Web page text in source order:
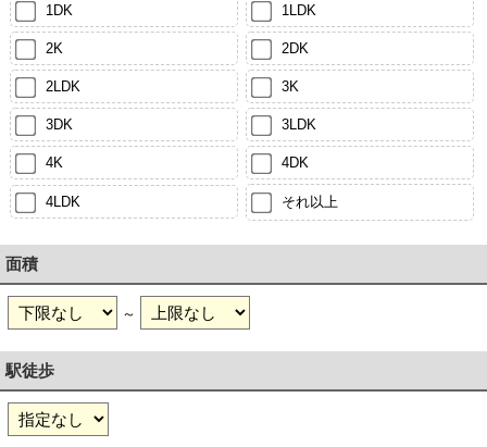
1DK 1LDK
2K 2DK
2LDK 3K
3DK 3LDK
4K 4DK
4LDK それ以上
面積
～
駅徒歩